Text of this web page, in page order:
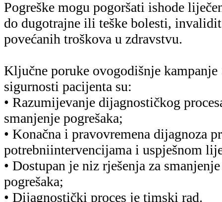
Također, ciljevi ovogodišnje globalne
sigurnosti pacijenta usmjereni su na
pacijenta te istodobno stavljaju
pravovremene dijagnoze koja
pacijenta.